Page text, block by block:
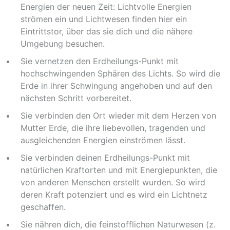
Energien der neuen Zeit: Lichtvolle Energien
strömen ein und Lichtwesen finden hier ein
Eintrittstor, über das sie dich und die nähere
Umgebung besuchen.
Sie vernetzen den Erdheilungs-Punkt mit
hochschwingenden Sphären des Lichts. So wird die
Erde in ihrer Schwingung angehoben und auf den
nächsten Schritt vorbereitet.
Sie verbinden den Ort wieder mit dem Herzen von
Mutter Erde, die ihre liebevollen, tragenden und
ausgleichenden Energien einströmen lässt.
Sie verbinden deinen Erdheilungs-Punkt mit
natürlichen Kraftorten und mit Energiepunkten, die
von anderen Menschen erstellt wurden. So wird
deren Kraft potenziert und es wird ein Lichtnetz
geschaffen.
Sie nähren dich, die feinstofflichen Naturwesen (z.